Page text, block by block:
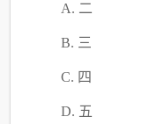
A. 二
B. 三
C. 四
D. 五